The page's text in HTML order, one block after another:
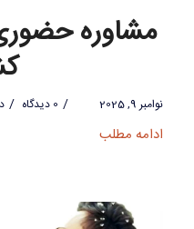
مشاوره
نوامبر 9, 2025 / 0 دیدگاه /
ادامه مطلب